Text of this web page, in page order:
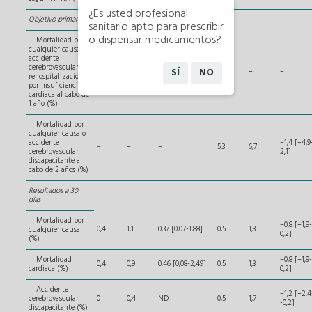
Objetivo primario
Mortalidad por
cualquier causa,
accidente
cerebrovascular o
rehospitalizaciones
por insuficiencia
cardiaca al cabo de
1 año (%)
0,54 [0,37-0,79] – –
Mortalidad por
cualquier causa o
accidente
cerebrovascular
discapacitante al
cabo de 2 años (%)
– – – 5,3 6,7 –1,4
2,1]
Resultados a 30
días
Mortalidad por
cualquier causa
(%)
0,4 1,1 0,37 [0,07-1,88] 0,5 1,3 –0,8 [–1,9-
0,2]
Mortalidad
cardiaca (%) 0,4 0,9 0,46 [0,08-2,49] 0,5 1,3 –0,8 [–1,9-
0,2]
Accidente
cerebrovascular
discapacitante (%)
0 0,4 ND 0,5 1,7 –1,2
-0,2]
¿Es usted profesional
sanitario apto para prescribir
o dispensar medicamentos?
SÍ NO